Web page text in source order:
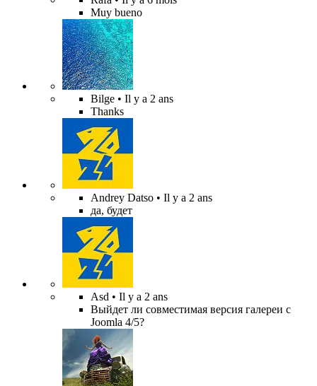
Muy bueno
Bilge • Il y a 2 ans
Thanks
Andrey Datso • Il y a 2 ans
да, будет
Asd • Il y a 2 ans
Выйдет ли совместимая версия галереи с
Joomla 4/5?